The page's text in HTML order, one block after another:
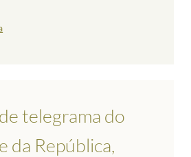
telegrama do
da República,